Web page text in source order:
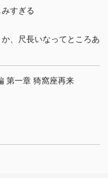
すぎる
、尺長いなってところあ
んがぶっちゃけよくわか
や、その前後の戦闘シー
なかったのにうるっとき
（語彙力w）
第一章 猗窩座再来